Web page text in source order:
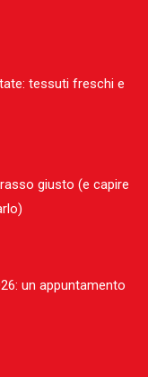
tessuti freschi e
giusto (e capire
un appuntamento